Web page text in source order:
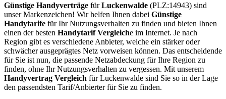
Günstige Handyverträge fürLuckenwalde (PLZ:14943) sind
unser Markenzeichen! Wir helfen Ihnen dabei Günstige
Handytarife für Ihr Nutzungsverhalten zu finden und bieten Ihnen
einen der besten Handytarif Vergleiche im Internet. Je nach
Region gibt es verschiedene Anbieter, welche ein stärker oder
schwächer ausgeprägtes Netz vorweisen können. Das entscheidende
für Sie ist nun, die passende Netzabdeckung für Ihre Region zu
finden, ohne Ihr Nutzungsverhalten zu vergessen. Mit unserem
Handyvertrag Vergleich für Luckenwalde sind Sie so in der Lage
den passendsten Tarif/Anbierter für Sie zu finden.